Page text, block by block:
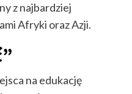
z najbardziej
Afryki oraz Azji.
na edukację